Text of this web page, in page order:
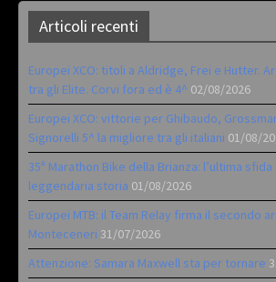
Articoli recenti
Europei XCO: titoli a Aldridge, Frei e Hutter.
tra gli Elite. Corvi fora ed è 4^ 02/08/2026
Europei XCO: vittorie per Ghibaudo,
Signorelli 5^ la migliore tra gli italiani 01/08/
35ª Marathon Bike della Brianza: l’ultima
leggendaria storia 01/08/2026
Europei MTB: il Team Relay firma il secondo
Monteceneri 31/07/2026
Attenzione: Samara Maxwell sta per tornare